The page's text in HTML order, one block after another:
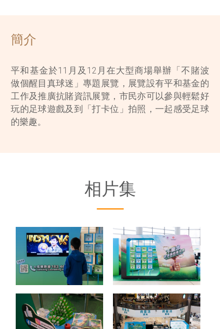
簡介
平和基金於11月及12月在大型商場舉辦「不賭波
做個醒目真球迷」專題展覽，展覽設有平和基金的
工作及推廣抗賭資訊展覽，市民亦可以參與輕鬆好
玩的足球遊戲及到「打卡位」拍照，一起感受足球
的樂趣。
相片集